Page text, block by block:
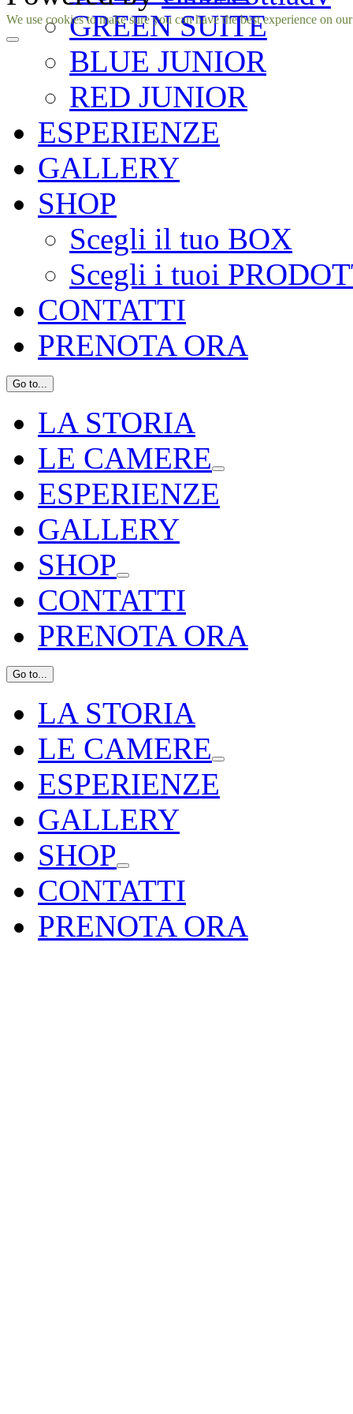
GREEN SUITE
BLUE JUNIOR
RED JUNIOR
ESPERIENZE
GALLERY
SHOP
Scegli il tuo BOX
Scegli i tuoi
CONTATTI
PRENOTA ORA
Go to...
LA STORIA
LE CAMERE
ESPERIENZE
GALLERY
SHOP
CONTATTI
PRENOTA ORA
Go to...
LA STORIA
LE CAMERE
ESPERIENZE
GALLERY
SHOP
CONTATTI
PRENOTA ORA
Facebook
Instagram
We use cookies to make sure you can have the best experience on